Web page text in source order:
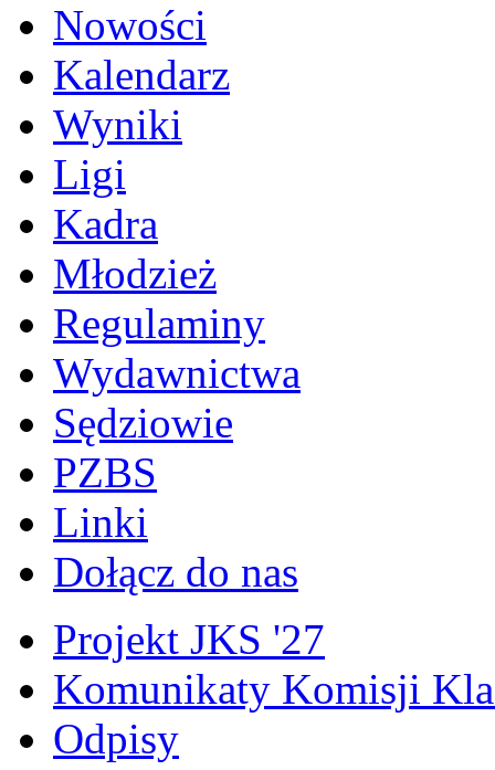
Nowości
Kalendarz
Wyniki
Ligi
Kadra
Młodzież
Regulaminy
Wydawnictwa
Sędziowie
PZBS
Linki
Dołącz do nas
Projekt JKS '27
Komunikaty Komisji
Odpisy